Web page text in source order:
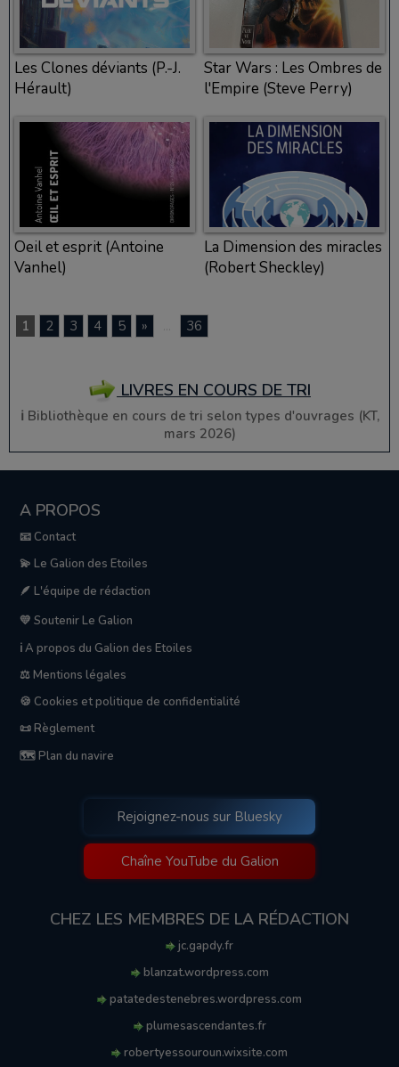
Les Clones déviants (P.-J.
Hérault)
Star Wars : Les Ombres de
l'Empire (Steve Perry)
Oeil et esprit (Antoine
Vanhel)
La Dimension des miracles
(Robert Sheckley)
1 2 3 4 5 » 36
LIVRES EN COURS DE TRI
ℹ️ Bibliothèque en cours de tri selon types d'ouvrages (KT,
mars 2026)
A PROPOS
📧 Contact
💫 Le Galion des Etoiles
🪶 L'équipe de rédaction
💛 Soutenir Le Galion
ℹ️ A propos du Galion des Etoiles
⚖️ Mentions légales
🍪 Cookies et politique de confidentialité
📜 Règlement
🗺️ Plan du navire
Rejoignez-nous sur Bluesky
Chaîne YouTube du Galion
CHEZ LES MEMBRES DE LA RÉDACTION
jc.gapdy.fr
blanzat.wordpress.com
patatedestenebres.wordpress.com
plumesascendantes.fr
robertyessouroun.wixsite.com